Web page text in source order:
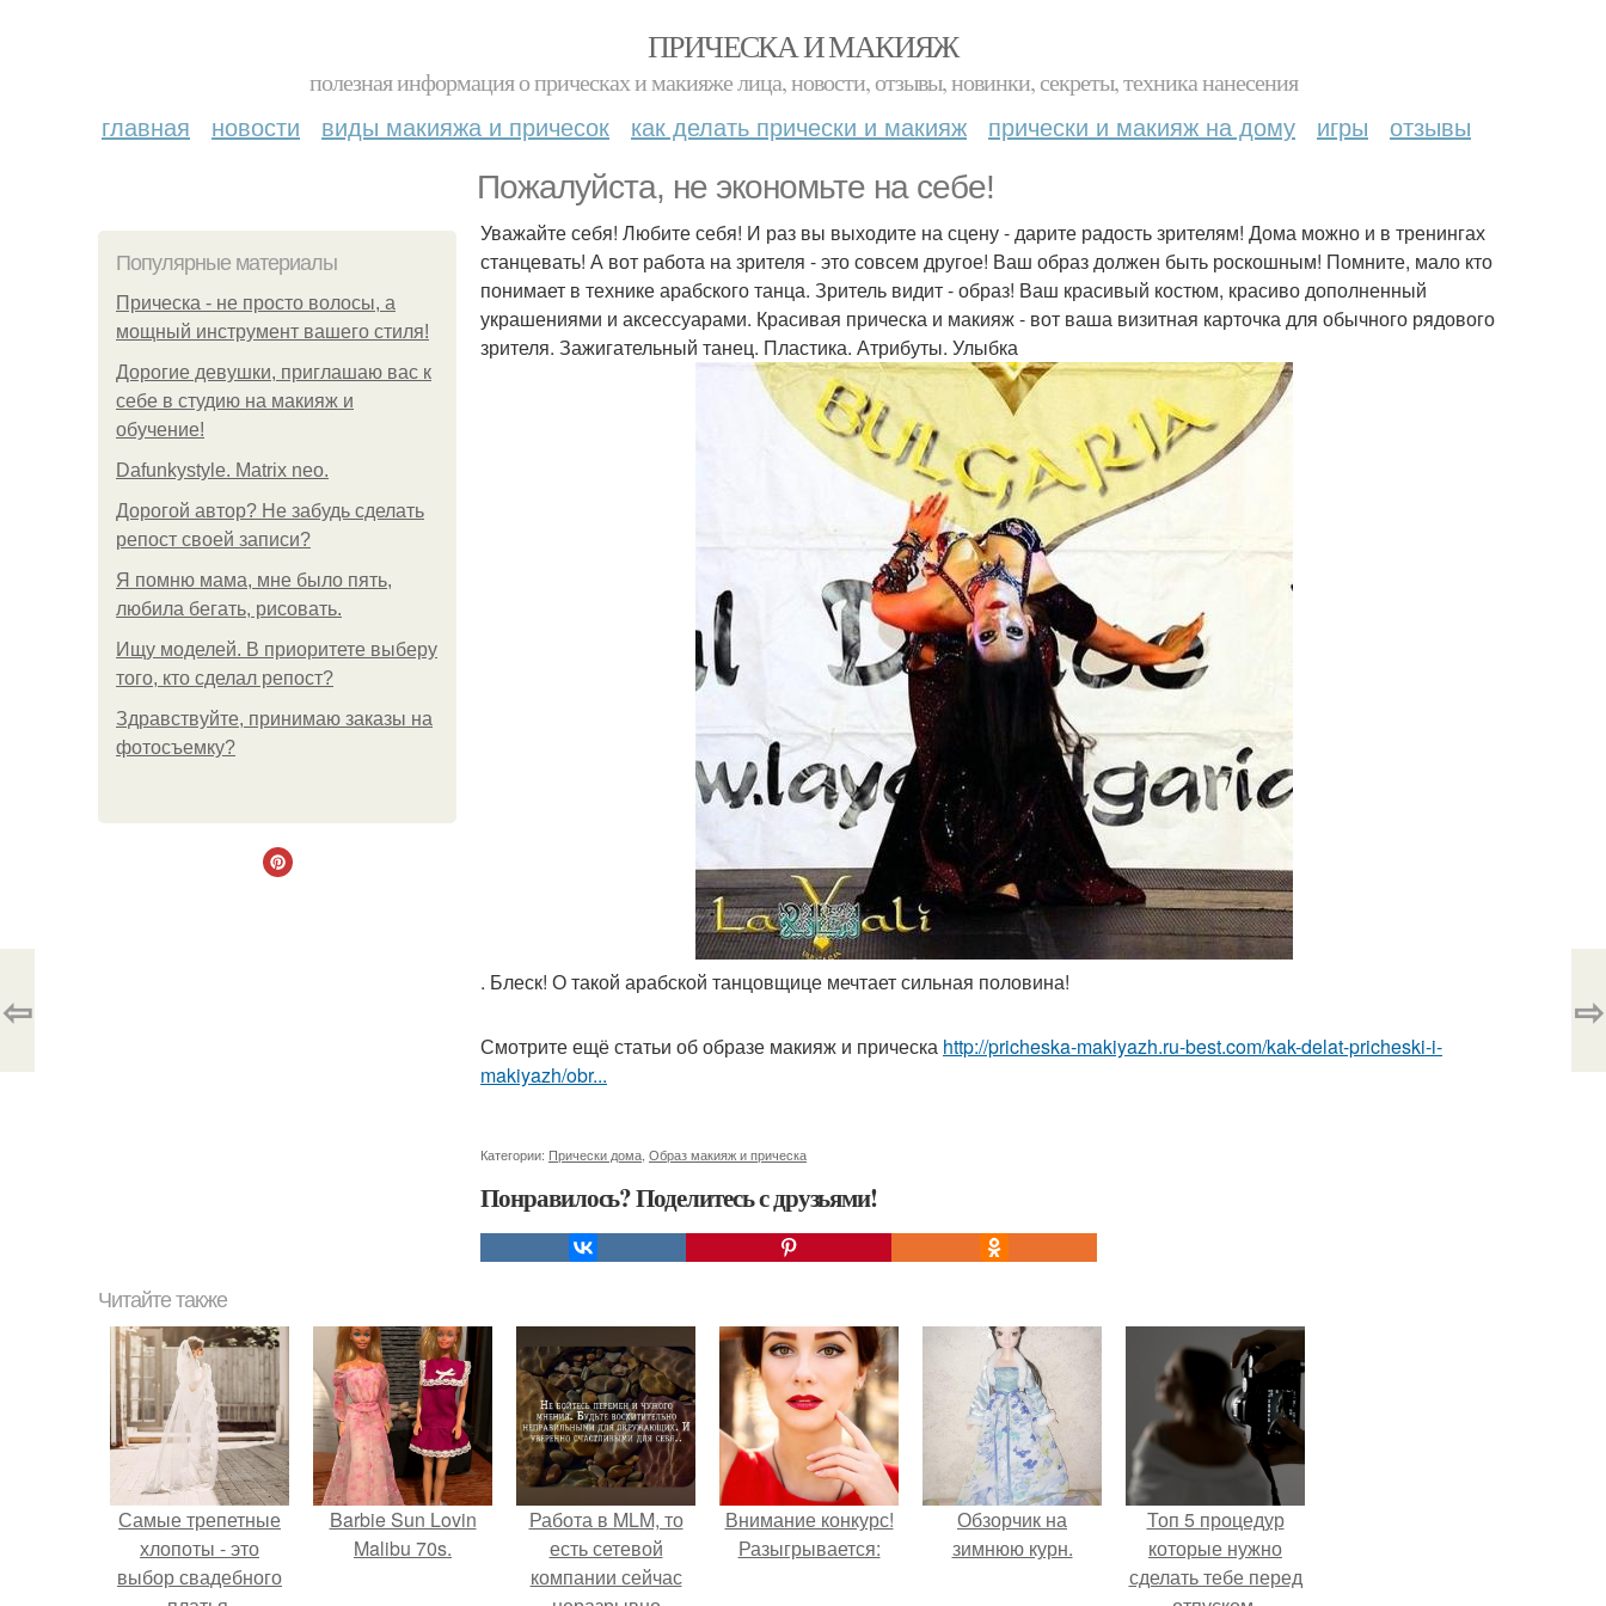
ПРИЧЕСКА И МАКИЯЖ
полезная информация о прическах и макияже лица, новости, отзывы, новинки, секреты, техника нанесения
главная новости виды макияжа и причесок как делать прически и макияж прически и макияж на дому игры отзывы
Пожалуйста, не экономьте на себе!
Популярные материалы
Прическа - не просто волосы, а
мощный инструмент вашего стиля!
Дорогие девушки, приглашаю вас к
себе в студию на макияж и
обучение!
Dafunkystyle. Matrix neo.
Дорогой автор? Не забудь сделать
репост своей записи?
Я помню мама, мне было пять,
любила бегать, рисовать.
Ищу моделей. В приоритете выберу
того, кто сделал репост?
Здравствуйте, принимаю заказы на
фотосъемку?
Уважайте себя! Любите себя! И раз вы выходите на сцену - дарите радость зрителям! Дома можно и в тренингах
станцевать! А вот работа на зрителя - это совсем другое! Ваш образ должен быть роскошным! Помните, мало кто
понимает в технике арабского танца. Зритель видит - образ! Ваш красивый костюм, красиво дополненный
украшениями и аксессуарами. Красивая прическа и макияж - вот ваша визитная карточка для обычного рядового
зрителя. Зажигательный танец. Пластика. Атрибуты. Улыбка
. Блеск! О такой арабской танцовщице мечтает сильная половина!
Смотрите ещё статьи об образе макияж и прическа http://pricheska-makiyazh.ru-best.com/kak-delat-pricheski-i-
makiyazh/obr...
Категории: Прически дома Образ макияж и прическа
Понравилось? Поделитесь с друзьями!
⇦ ⇨
Читайте также
Самые трепетные
хлопоты - это
выбор свадебного
Barbie Sun Lovin
Malibu 70s.
Работа в MLM, то
есть сетевой
компании сейчас
Внимание конкурс!
Разыгрывается:
Обзорчик на
зимнюю курн.
Топ 5 процедур
которые нужно
сделать тебе перед